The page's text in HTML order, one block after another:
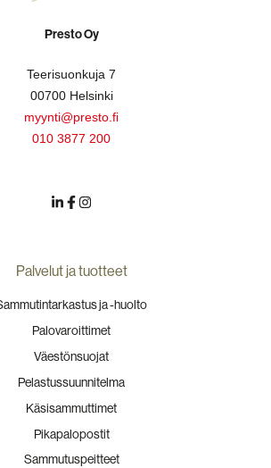
Presto Oy
Teerisuonkuja 7
00700 Helsinki
myynti@presto.fi
010 3877 200
Palvelut ja tuotteet
ja -huolto
Palovaroittimet
Väestönsuojat
Pelastussuunnitelma
Käsisammuttimet
Pikapalopostit
Sammutuspeitteet